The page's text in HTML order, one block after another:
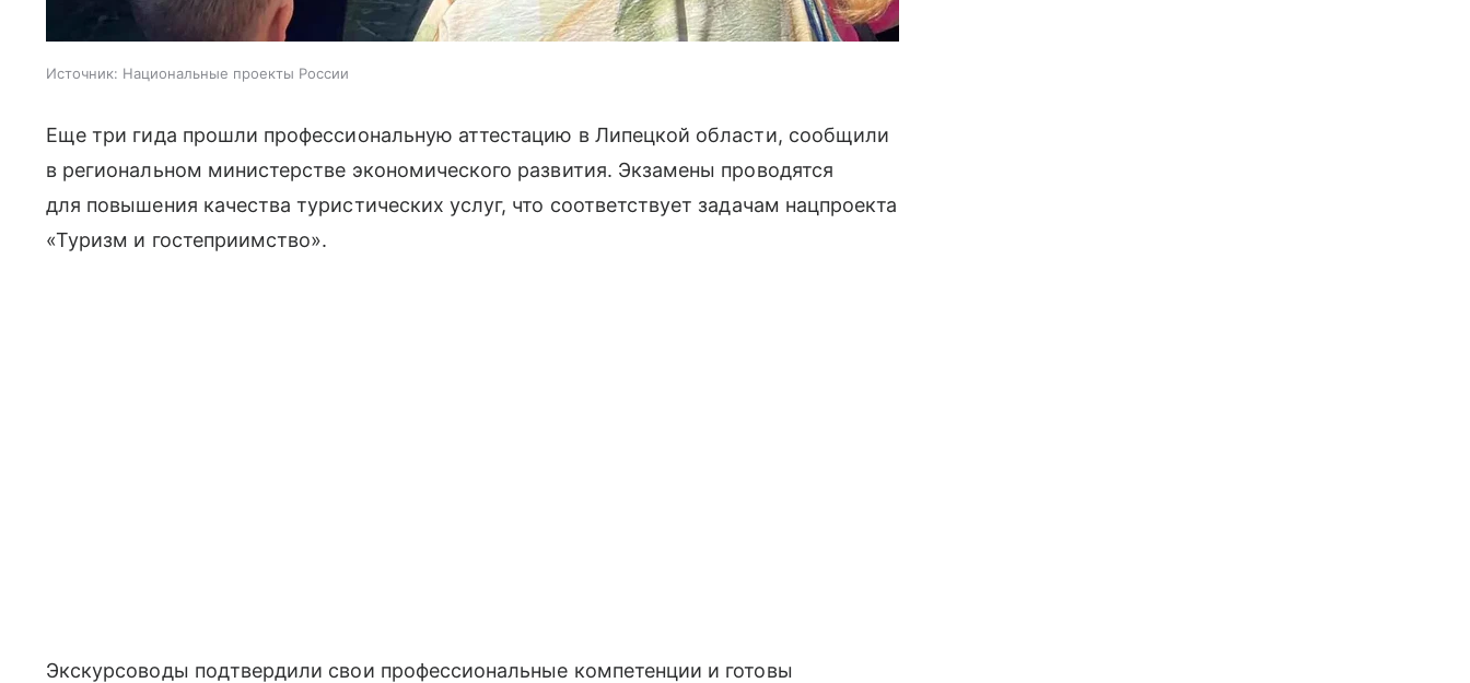
Источник: Национальные проекты России
Еще три гида прошли профессиональную аттестацию в Липецкой области, сообщили
в региональном министерстве экономического развития. Экзамены проводятся
для повышения качества туристических услуг, что соответствует задачам нацпроекта
«Туризм и гостеприимство».
Экскурсоводы подтвердили свои профессиональные компетенции и готовы